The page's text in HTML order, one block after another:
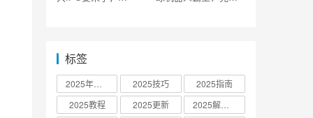
标签
2025技巧
2025指南
2025教程
2025更新